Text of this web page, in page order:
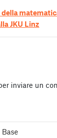
della
JKU Linz
inviare un